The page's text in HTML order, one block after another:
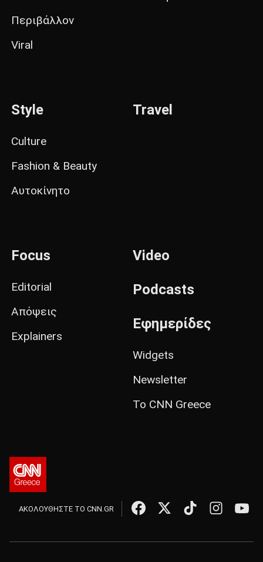
Περιβάλλον
Viral
Style
Culture
Fashion & Beauty
Αυτοκίνητο
Travel
Focus
Editorial
Απόψεις
Explainers
Video
Podcasts
Εφημερίδες
Widgets
Newsletter
Το CNN Greece
ΑΚΟΛΟΥΘΗΣΤΕ ΤΟ CNN.GR